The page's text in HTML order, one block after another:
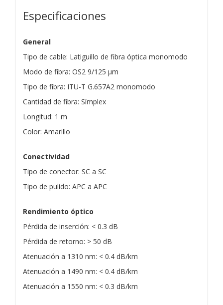
Especificaciones
General
Tipo de cable: Latiguillo de fibra óptica monomodo
Modo de fibra: OS2 9/125 µm
Tipo de fibra: ITU-T G.657A2 monomodo
Cantidad de fibra: Símplex
Longitud: 1 m
Color: Amarillo
Conectividad
Tipo de conector: SC a SC
Tipo de pulido: APC a APC
Rendimiento óptico
Pérdida de inserción: < 0.3 dB
Pérdida de retorno: > 50 dB
Atenuación a 1310 nm: < 0.4 dB/km
Atenuación a 1490 nm: < 0.4 dB/km
Atenuación a 1550 nm: < 0.3 dB/km